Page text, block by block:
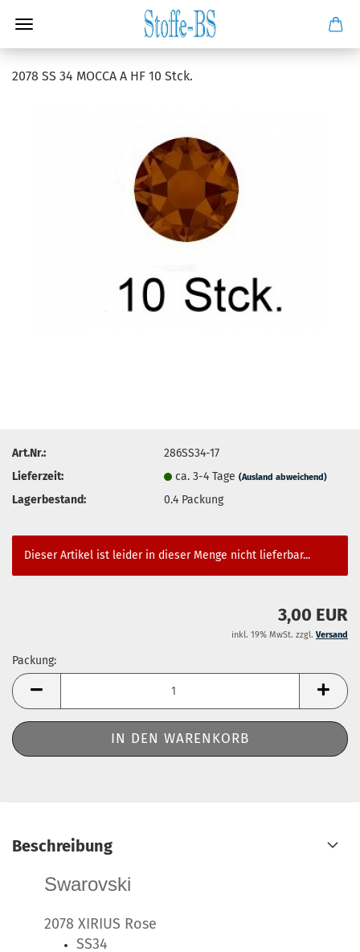
2078 SS 34 MOCCA A HF 10 Stck.
Art.Nr.:
286SS34-17
Lieferzeit:
ca. 3-4 Tage(Ausland abweichend)
Lagerbestand: 0.4 Packung
Dieser Artikel ist leider in dieser Menge nicht lieferbar...
3,00 EUR
inkl. 19% MwSt. zzgl. Versand
Packung:
Packung
Beschreibung
Swarovski
2078 XIRIUS Rose
SS34